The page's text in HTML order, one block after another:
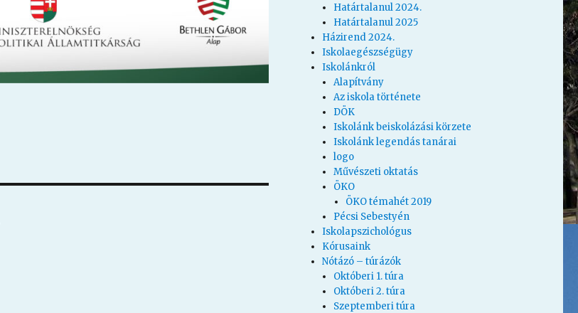
Határtalanul 2024.
Határtalanul 2025
Házirend 2024.
Iskolaegészségügy
Iskolánkról
Alapítvány
Az iskola története
DÖK
Iskolánk beiskolázási körzete
Iskolánk legendás tanárai
logo
Művészeti oktatás
ÖKO
ÖKO témahét 2019
Pécsi Sebestyén
Iskolapszichológus
Kórusaink
Nótázó – túrázók
Októberi 1. túra
Októberi 2. túra
Szeptemberi túra